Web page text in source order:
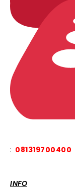
: 081319700400
INFO